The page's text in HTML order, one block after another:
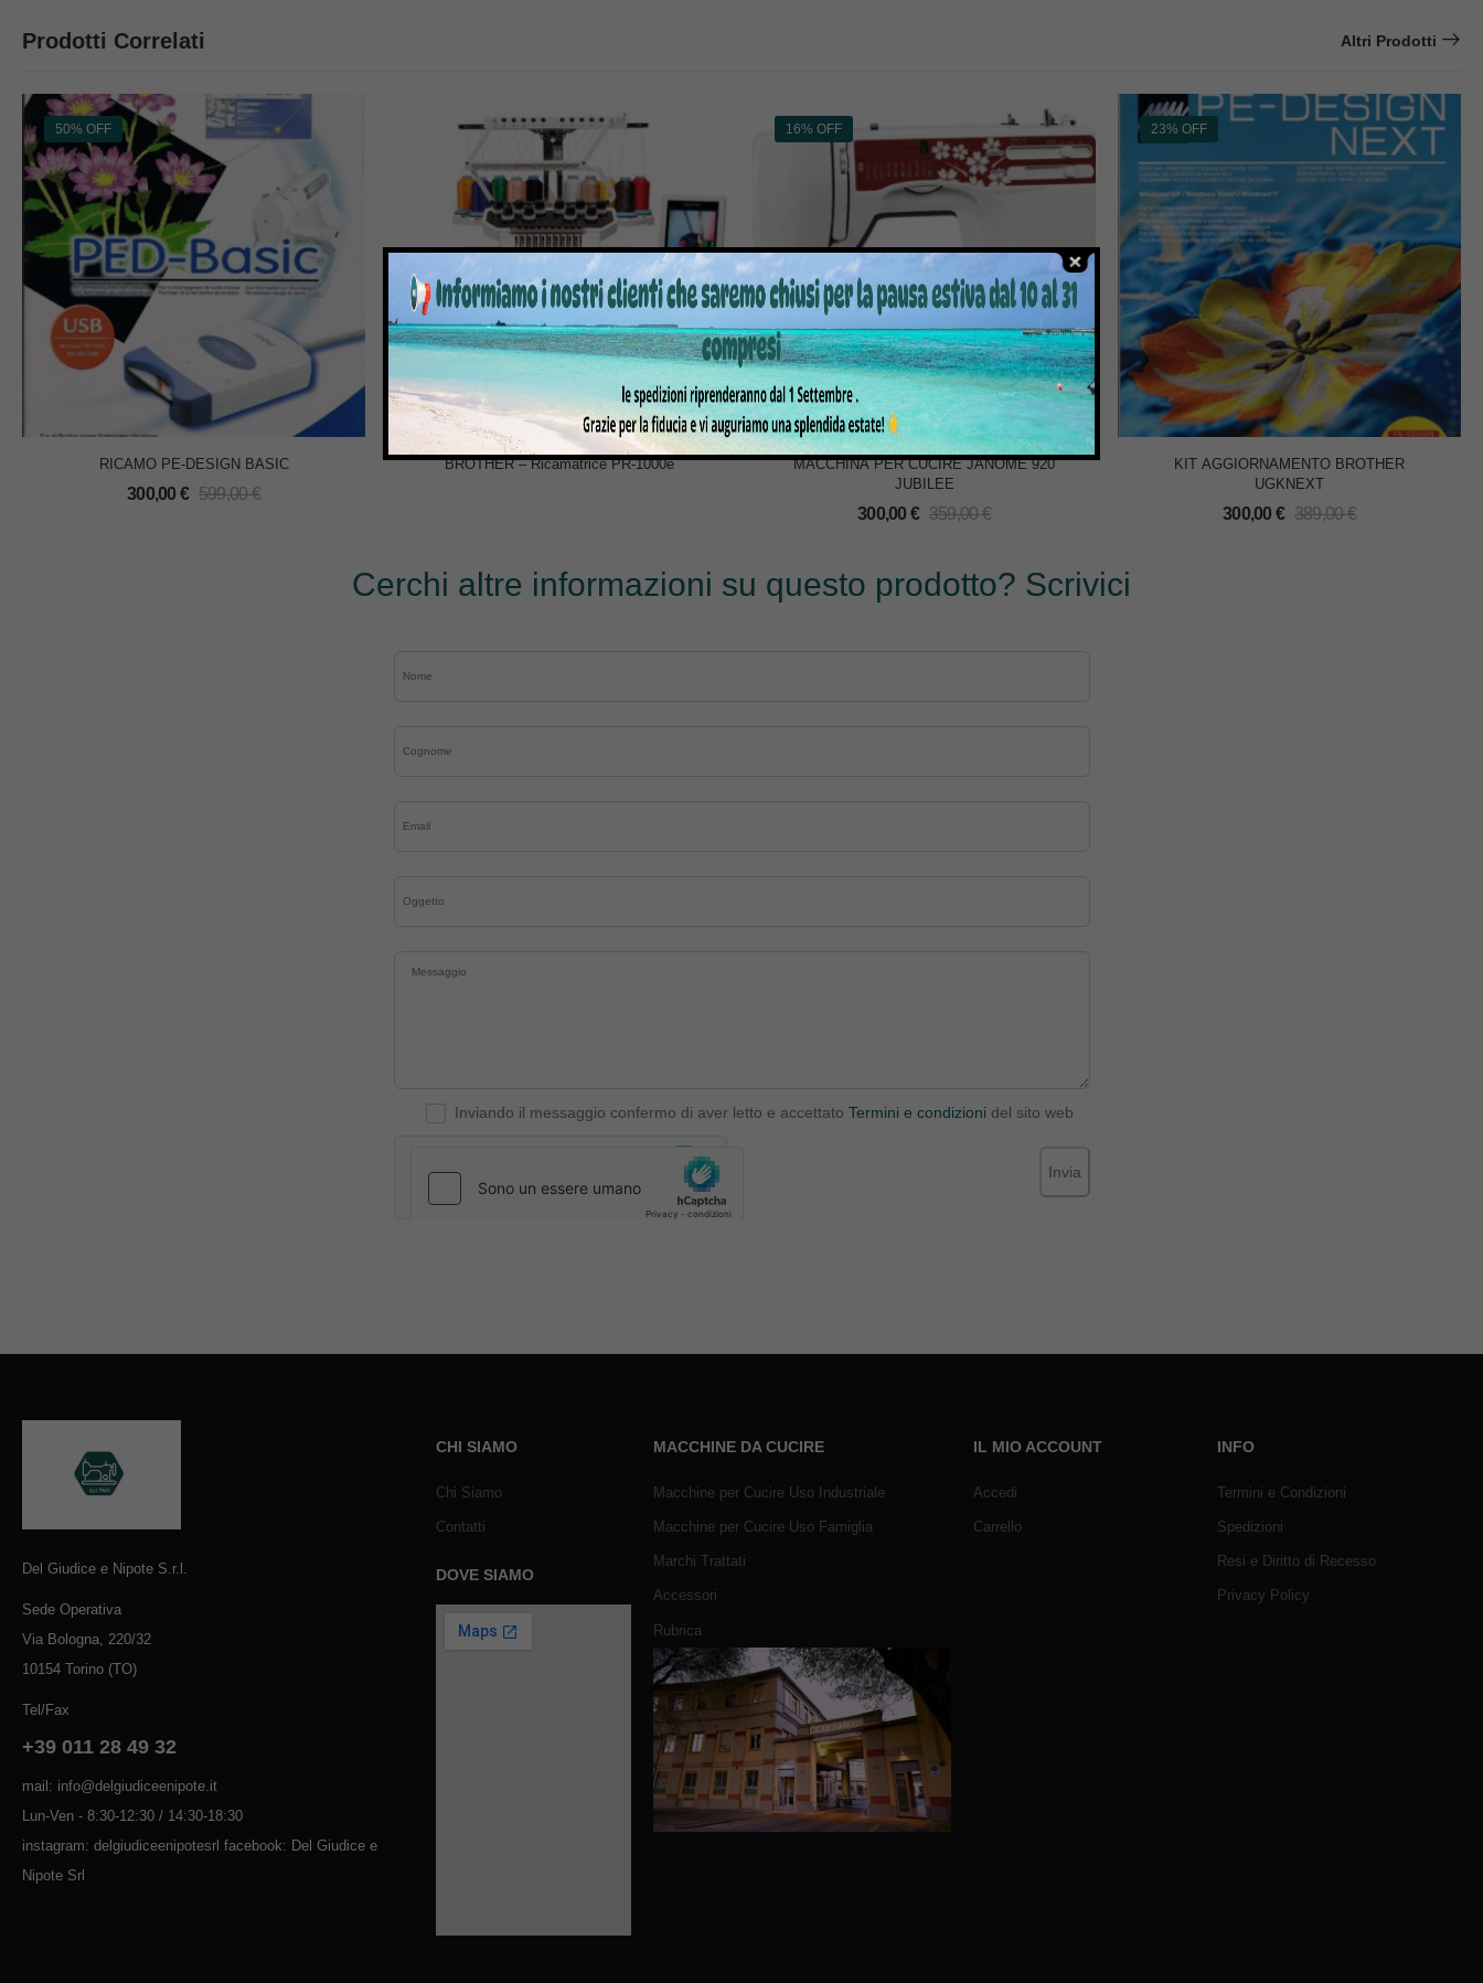
Prodotti Correlati Altri Prodotti
50% OFF
RICAMO PE-DESIGN BASIC
300,00 € 599,00€
BROTHER – Ricamatrice PR-1000e
16% OFF
MACCHINA PER CUCIRE JANOME 920
JUBILEE
300,00 € 359,00€
23% OFF
KIT AGGIORNAMENTO BROTHER
UGKNEXT
300,00 € 389,00€
Cerchi altre informazioni su questo prodotto? Scrivici
Inviando il messaggio confermo di aver letto e accettato Termini e condizioni del sito web
Invia
Del Giudice e Nipote S.r.l.
Sede Operativa
Via Bologna, 220/32
10154 Torino (TO)
Tel/Fax
+39 011 28 49 32
mail: info@delgiudiceenipote.it
Lun-Ven - 8:30-12:30 / 14:30-18:30
instagram: delgiudiceenipotesrl facebook: Del Giudice e
Nipote Srl
CHI SIAMO
Chi Siamo
Contatti
DOVE SIAMO
MACCHINE DA CUCIRE
Macchine per Cucire Uso Industriale
Macchine per Cucire Uso Famiglia
Marchi Trattati
Accessori
Rubrica
IL MIO ACCOUNT
Accedi
Carrello
INFO
Termini e Condizioni
Spedizioni
Resi e Diritto di Recesso
Privacy Policy